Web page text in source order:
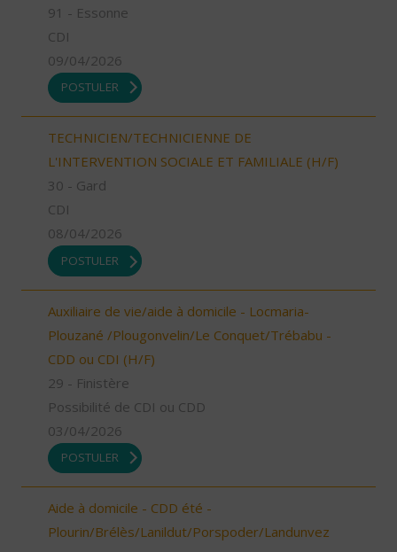
91 - Essonne
CDI
09/04/2026
POSTULER
TECHNICIEN/TECHNICIENNE DE
L'INTERVENTION SOCIALE ET FAMILIALE (H/F)
30 - Gard
CDI
08/04/2026
POSTULER
Auxiliaire de vie/aide à domicile - Locmaria-
Plouzané /Plougonvelin/Le Conquet/Trébabu -
CDD ou CDI (H/F)
29 - Finistère
Possibilité de CDI ou CDD
03/04/2026
POSTULER
Aide à domicile - CDD été -
Plourin/Brélès/Lanildut/Porspoder/Landunvez